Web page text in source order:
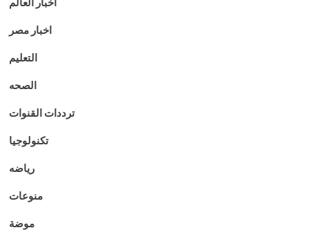
اخبار مصر
التعليم
الصحه
ترددات القنوات
تكنولوجيا
رياضه
منوعات
موضة